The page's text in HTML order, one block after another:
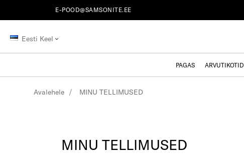
E-POOD@SAMSONITE.EE
Eesti Keel
PAGAS ARVUTIKOTID
Avalehele MINU TELLIMUSED
MINU TELLIMUSED